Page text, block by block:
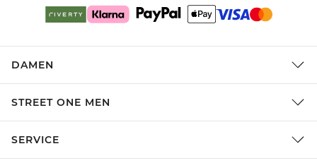
DAMEN
STREET ONE MEN
SERVICE